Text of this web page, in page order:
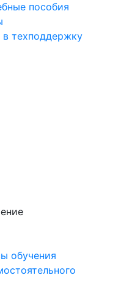
пособия
техподдержку
обучения